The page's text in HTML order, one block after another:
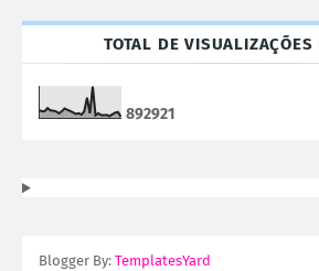
TOTAL DE VISUALIZAÇÕES
892921
Blogger By: TemplatesYard